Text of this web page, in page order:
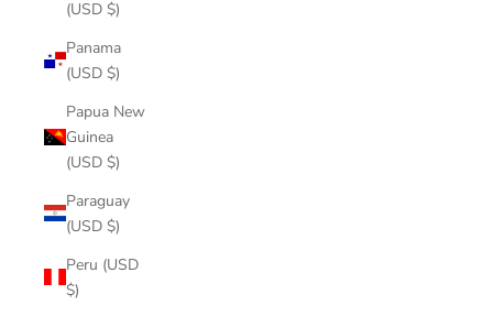
(USD $)
Panama
(USD $)
Papua New
Guinea
(USD $)
Paraguay
(USD $)
Peru (USD
$)